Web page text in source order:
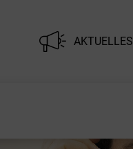
AKTUELLES